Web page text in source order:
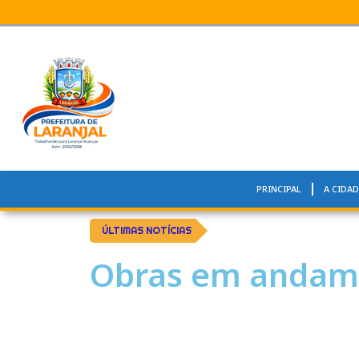
PRINCIPAL A
ÚLTIMAS NOTÍCIAS
Obras em